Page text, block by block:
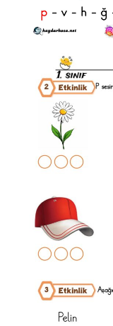
arama
sonuçları: